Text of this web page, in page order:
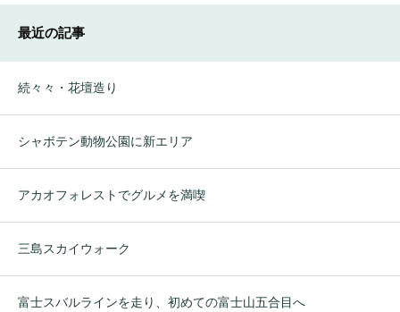
最近の記事
続々々・花壇造り
シャボテン動物公園に新エリア
アカオフォレストでグルメを満喫
三島スカイウォーク
富士スバルラインを走り、初めての富士山五合目へ